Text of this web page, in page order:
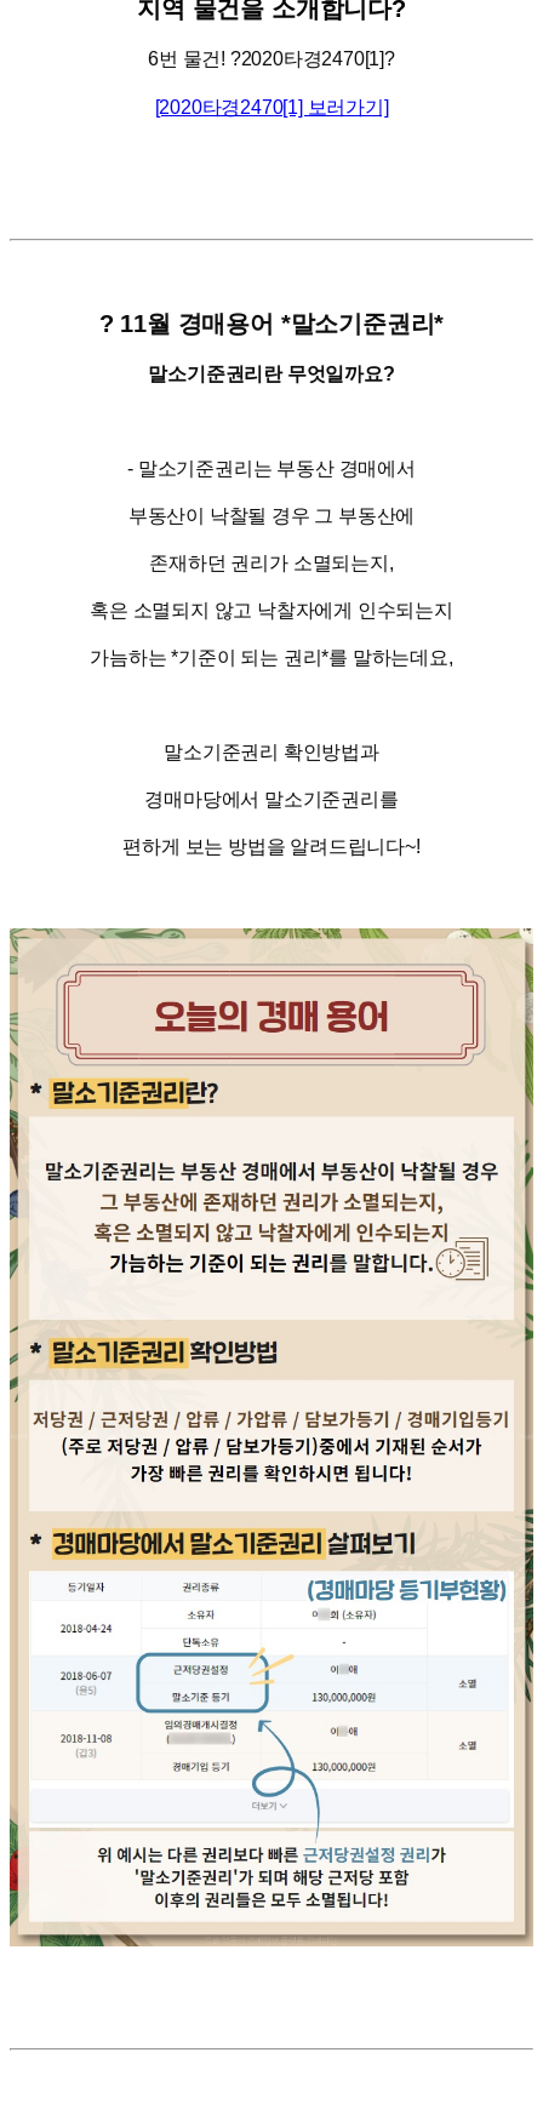
지역 물건을 소개합니다?
6번 물건! ?2020타경2470[1]?
[2020타경2470[1] 보러가기]
? 11월 경매용어 *말소기준권리*
말소기준권리란 무엇일까요?
- 말소기준권리는 부동산 경매에서
부동산이 낙찰될 경우 그 부동산에
존재하던 권리가 소멸되는지 ,
혹은 소멸되지 않고 낙찰자에게 인수되는지
가늠하는 *기준이 되는 권리*를 말하는데요,
말소기준권리 확인방법과
경매마당에서 말소기준권리를
편하게 보는 방법을 알려드립니다~!